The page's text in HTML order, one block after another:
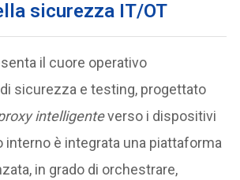
sicurezza IT/OT
il cuore operativo
sicurezza e testing, progettato
intelligenteverso i dispositivi
interno è integrata una piattaforma
in grado di orchestrare,